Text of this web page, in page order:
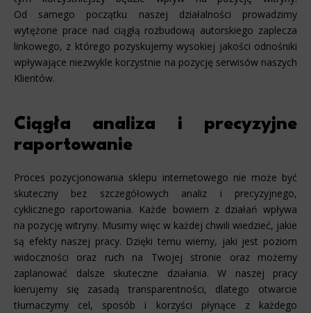
Scope responsible for displaying personalized ads that may be of interest to the user based on browsing history and
habits and demographic criteria. Also, third-party files that, in conjunction with files installed while browsing other
websites, profile the user, providing him or her with the marketing, advertising and retargeting content deemed most
Od samego początku naszej działalności prowadzimy
wytężone prace nad ciągłą rozbudową autorskiego zaplecza
linkowego, z którego pozyskujemy wysokiej jakości odnośniki
wpływające niezwykle korzystnie na pozycję serwisów naszych
Klientów.
Ciągła analiza i precyzyjne
raportowanie
Proces pozycjonowania sklepu internetowego nie może być
skuteczny bez szczegółowych analiz i precyzyjnego,
cyklicznego raportowania. Każde bowiem z działań wpływa
na pozycję witryny. Musimy więc w każdej chwili wiedzieć, jakie
są efekty naszej pracy. Dzięki temu wiemy, jaki jest poziom
widoczności oraz ruch na Twojej stronie oraz możemy
zaplanować dalsze skuteczne działania. W naszej pracy
kierujemy się zasadą transparentności, dlatego otwarcie
tłumaczymy cel, sposób i korzyści płynące z każdego